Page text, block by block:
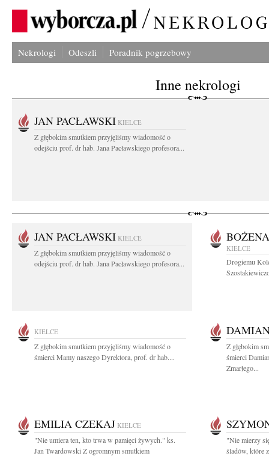
Nekrologi Odeszli Poradnik pogrzebowy
Inne nekrologi
JAN PACŁAWSKI KIELCE
Z głębokim smutkiem przyjęliśmy wiadomość o
odejściu prof. dr hab. Jana Pacławskiego profesora...
JAN PACŁAWSKI KIELCE
Z głębokim smutkiem przyjęliśmy wiadomość o
odejściu prof. dr hab. Jana Pacławskiego profesora...
KIELCE
Drogiemu
KIELCE
Z głębokim smutkiem przyjęliśmy wiadomość o
śmierci Mamy naszego Dyrektora, prof. dr hab....
Z głębokim
śmierci
Zmarłego...
EMILIA CZEKAJ KIELCE
"Nie umiera ten, kto trwa w pamięci żywych." ks.
Jan Twardowski Z ogromnym smutkiem
"Nie mierzy
śladów, które